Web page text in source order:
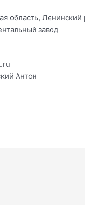
область,
завод
Антон